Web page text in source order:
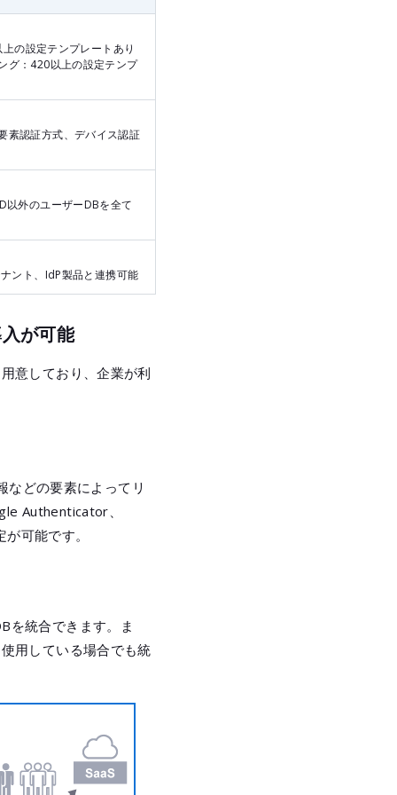
の設定テンプレートあり
グ：420以上の設定テンプ
素認証方式、デバイス認証
以外のユーザーDBを全て
ント、IdP製品と連携可能
が可能
意しており、企業が利
どの要素によってリ
Authenticator、
可能です。
を統合できます。ま
用している場合でも統